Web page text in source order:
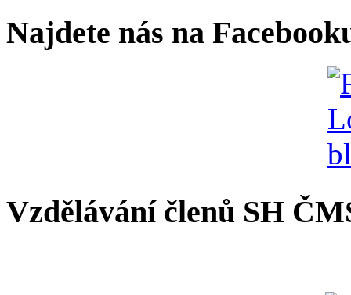
Najdete nás na
Vzdělávání členů SH